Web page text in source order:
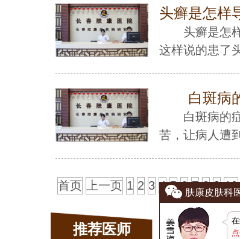
头癣是怎样
头癣是怎
这样说的患了
白斑病
白斑病的
苦，让病人遭
首页 上一页 1 2 3 4 5 6 7 8 9 10
推荐医师
肤康皮肤科